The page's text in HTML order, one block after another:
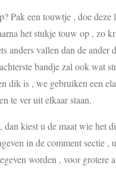
Pak een touwtje , doe deze
het stukje touw op , zo
anders vallen dan de ander
bandje zal ook wat
dik is , we gebruiken een
te ver uit elkaar staan.
dan kiest u de maat wie het
in de comment sectie ,
worden , voor grotere